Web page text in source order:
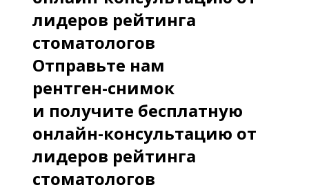
лидеров рейтинга
стоматологов
Отправьте нам
рентген-снимок
и получите бесплатную
онлайн-консультацию от
лидеров рейтинга
стоматологов